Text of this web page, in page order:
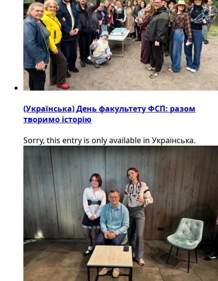
(Українська) День факультету ФСП: разом
творимо історію
Sorry, this entry is only available in Українська.